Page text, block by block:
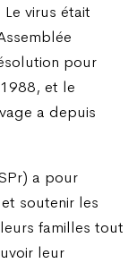
virus était
pour
et le
a depuis
a pour
soutenir les
familles tout
leur